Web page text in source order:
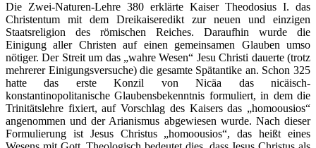
Die Zwei-Naturen-Lehre 380 erklärte Kaiser Theodosius I. das
Christentum mit dem Dreikaiseredikt zur neuen und einzigen
Staatsreligion des römischen Reiches. Daraufhin wurde die
Einigung aller Christen auf einen gemeinsamen Glauben umso
nötiger. Der Streit um das „wahre Wesen“ Jesu Christi dauerte (trotz
mehrerer Einigungsversuche) die gesamte Spätantike an. Schon 325
hatte das erste Konzil von Nicäa das nicäisch-
konstantinopolitanische Glaubensbekenntnis formuliert, in dem die
Trinitätslehre fixiert, auf Vorschlag des Kaisers das „homoousios“
angenommen und der Arianismus abgewiesen wurde. Nach dieser
Formulierung ist Jesus Christus „homoousios“, das heißt eines